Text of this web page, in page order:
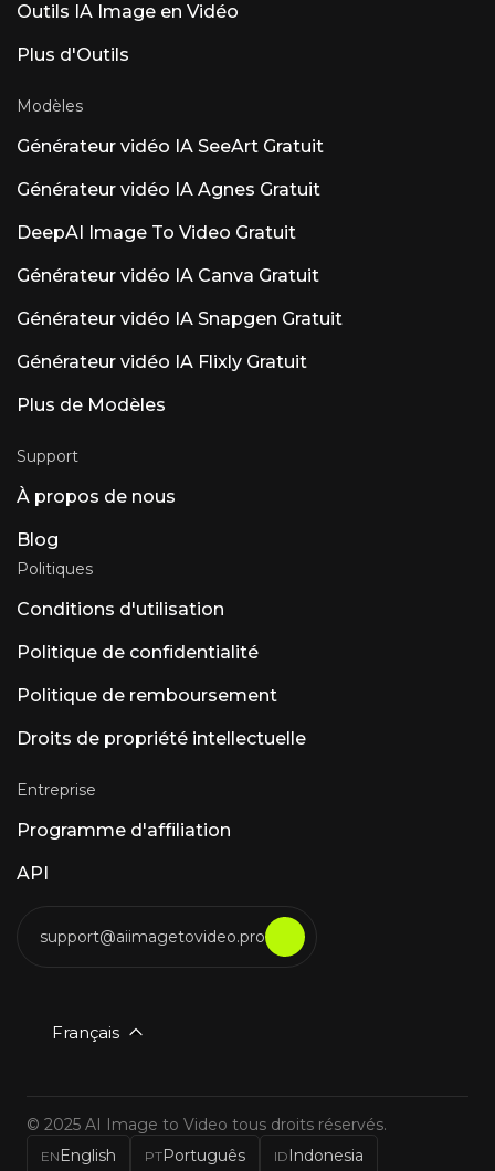
Outils IA Image en Vidéo
Plus d'Outils
Modèles
Générateur vidéo IA SeeArt Gratuit
Générateur vidéo IA Agnes Gratuit
DeepAI Image To Video Gratuit
Générateur vidéo IA Canva Gratuit
Générateur vidéo IA Snapgen Gratuit
Générateur vidéo IA Flixly Gratuit
Plus de Modèles
Support
À propos de nous
Blog
Politiques
Conditions d'utilisation
Politique de confidentialité
Politique de remboursement
Droits de propriété intellectuelle
Entreprise
Programme d'affiliation
API
support@aiimagetovideo.pro
Français
© 2025 AI Image to Video tous droits réservés.
EN English PTPortuguês ID Indonesia